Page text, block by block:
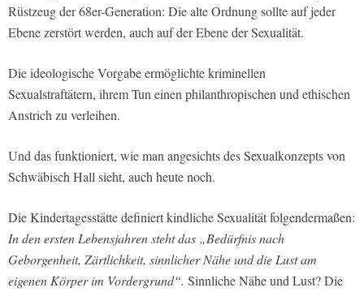
Rüstzeug der 68er-Generation: Die alte Ordnung sollte auf jeder
Ebene zerstört werden, auch auf der Ebene der Sexualität.
Die ideologische Vorgabe ermöglichte kriminellen
Sexualstraftätern, ihrem Tun einen philanthropischen und ethischen
Anstrich zu verleihen.
Und das funktioniert, wie man angesichts des Sexualkonzepts von
Schwäbisch Hall sieht, auch heute noch.
Die Kindertagesstätte definiert kindliche Sexualität folgendermaßen:
In den ersten Lebensjahren steht das „Bedürfnis nach
Geborgenheit, Zärtlichkeit, sinnlicher Nähe und die Lust am
eigenen Körper im Vordergrund“. Sinnliche Nähe und Lust? Die